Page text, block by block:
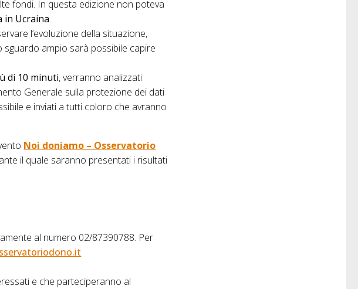
fondi. In questa edizione non poteva
in Ucraina.
l’evoluzione della situazione,
ampio sarà possibile capire
di 10 minuti, verranno analizzati
Generale sulla protezione dei dati
e inviati a tutti coloro che avranno
Noi doniamo – Osservatorio
il quale saranno presentati i risultati
al numero 02/87390788. Per
e che parteciperanno al